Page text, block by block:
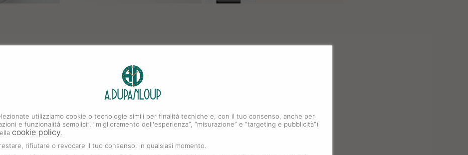
utilizziamo cookie o tecnologie simili per finalità tecniche e, con il tuo consenso, anche per
e funzionalità semplici”, “miglioramento dell'esperienza”, “misurazione” e “targeting e pubblicità”)
cookie policy
rifiutare o revocare il tuo consenso, in qualsiasi momento.